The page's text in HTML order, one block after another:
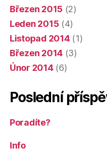
Březen 2015 (2)
Leden 2015 (4)
Listopad 2014(1)
Březen 2014 (3)
Únor 2014(6)
Poslední
Poradíte?
Info